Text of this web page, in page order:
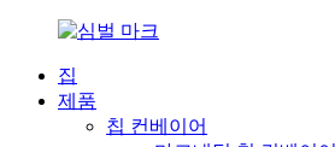
집
제품
칩 컨베이어